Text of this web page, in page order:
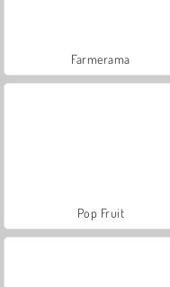
Farmerama
Pop Fruit